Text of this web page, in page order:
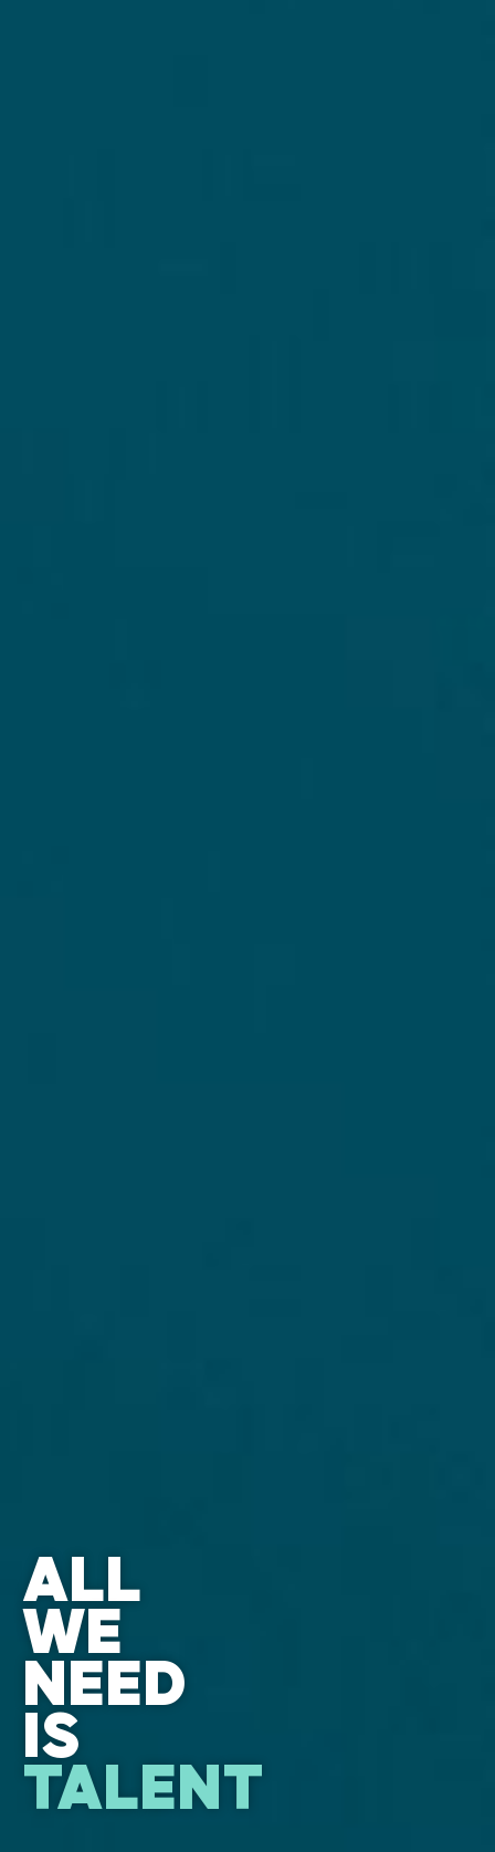
ALL
WE
NEED
IS
TALENT